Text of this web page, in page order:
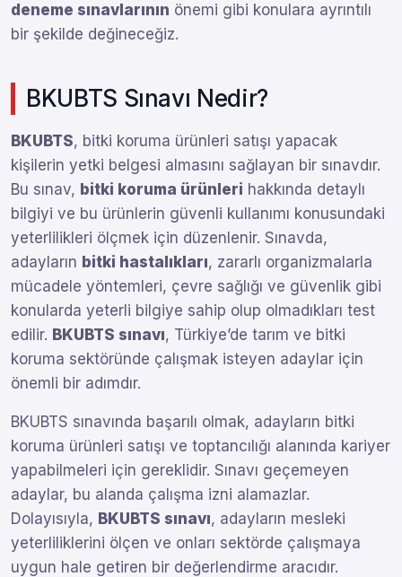
deneme sınavlarının önemi gibi konulara ayrıntılı
bir şekilde değineceğiz.
BKUBTS Sınavı Nedir?
BKUBTS, bitki koruma ürünleri satışı yapacak
kişilerin yetki belgesi almasını sağlayan bir sınavdır.
Bu sınav, bitki koruma ürünleri hakkında detaylı
bilgiyi ve bu ürünlerin güvenli kullanımı konusundaki
yeterlilikleri ölçmek için düzenlenir. Sınavda,
adayların bitki hastalıkları, zararlı organizmalarla
mücadele yöntemleri, çevre sağlığı ve güvenlik gibi
konularda yeterli bilgiye sahip olup olmadıkları test
edilir. BKUBTS sınavı, Türkiye’de tarım ve bitki
koruma sektöründe çalışmak isteyen adaylar için
önemli bir adımdır.
BKUBTS sınavında başarılı olmak, adayların bitki
koruma ürünleri satışı ve toptancılığı alanında kariyer
yapabilmeleri için gereklidir. Sınavı geçemeyen
adaylar, bu alanda çalışma izni alamazlar.
Dolayısıyla, BKUBTS sınavı, adayların mesleki
yeterliliklerini ölçen ve onları sektörde çalışmaya
uygun hale getiren bir değerlendirme aracıdır.